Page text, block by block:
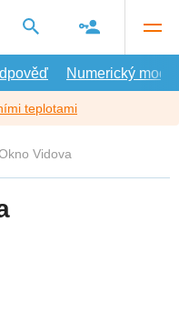
Numerický model
teplotami
Vidova